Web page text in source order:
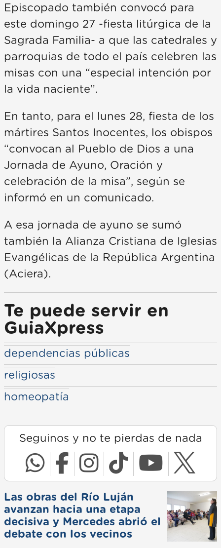
Episcopado también convocó para
este domingo 27 -fiesta litúrgica de la
Sagrada Familia- a que las catedrales y
parroquias de todo el país celebren las
misas con una “especial intención por
la vida naciente”.
En tanto, para el lunes 28, fiesta de los
mártires Santos Inocentes, los obispos
“convocan al Pueblo de Dios a una
Jornada de Ayuno, Oración y
celebración de la misa”, según se
informó en un comunicado.
A esa jornada de ayuno se sumó
también la Alianza Cristiana de Iglesias
Evangélicas de la República Argentina
(Aciera).
Te puede servir en
GuiaXpress
dependencias públicas
religiosas
homeopatía
Seguinos y no te pierdas de nada
Las obras del Río Luján
avanzan hacia una etapa
decisiva y Mercedes abrió el
debate con los vecinos